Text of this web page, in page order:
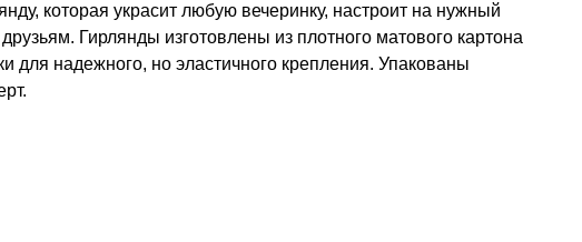
которая украсит любую вечеринку, настроит на нужный
Гирлянды изготовлены из плотного матового картона
для надежного, но эластичного крепления. Упакованы